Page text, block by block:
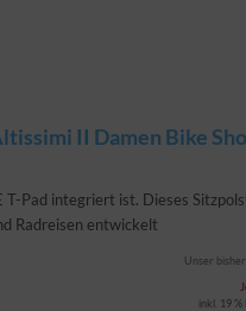
II Damen Bike
T-Pad integriert ist. Dieses
Radreisen entwickelt
Unser
inkl. 19 %